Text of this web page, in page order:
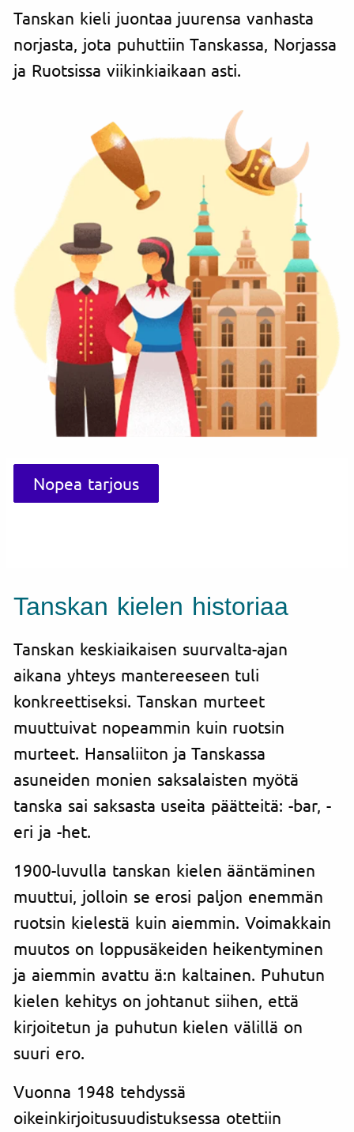
Tanskan kieli juontaa juurensa vanhasta
norjasta, jota puhuttiin Tanskassa, Norjassa
ja Ruotsissa viikinkiaikaan asti.
Nopea tarjous
Tanskan kielen historiaa
Tanskan keskiaikaisen suurvalta-ajan
aikana yhteys mantereeseen tuli
konkreettiseksi. Tanskan murteet
muuttuivat nopeammin kuin ruotsin
murteet. Hansaliiton ja Tanskassa
asuneiden monien saksalaisten myötä
tanska sai saksasta useita päätteitä: -bar, -
eri ja -het.
1900-luvulla tanskan kielen ääntäminen
muuttui, jolloin se erosi paljon enemmän
ruotsin kielestä kuin aiemmin. Voimakkain
muutos on loppusäkeiden heikentyminen
ja aiemmin avattu ä:n kaltainen. Puhutun
kielen kehitys on johtanut siihen, että
kirjoitetun ja puhutun kielen välillä on
suuri ero.
Vuonna 1948 tehdyssä
oikeinkirjoitusuudistuksessa otettiin